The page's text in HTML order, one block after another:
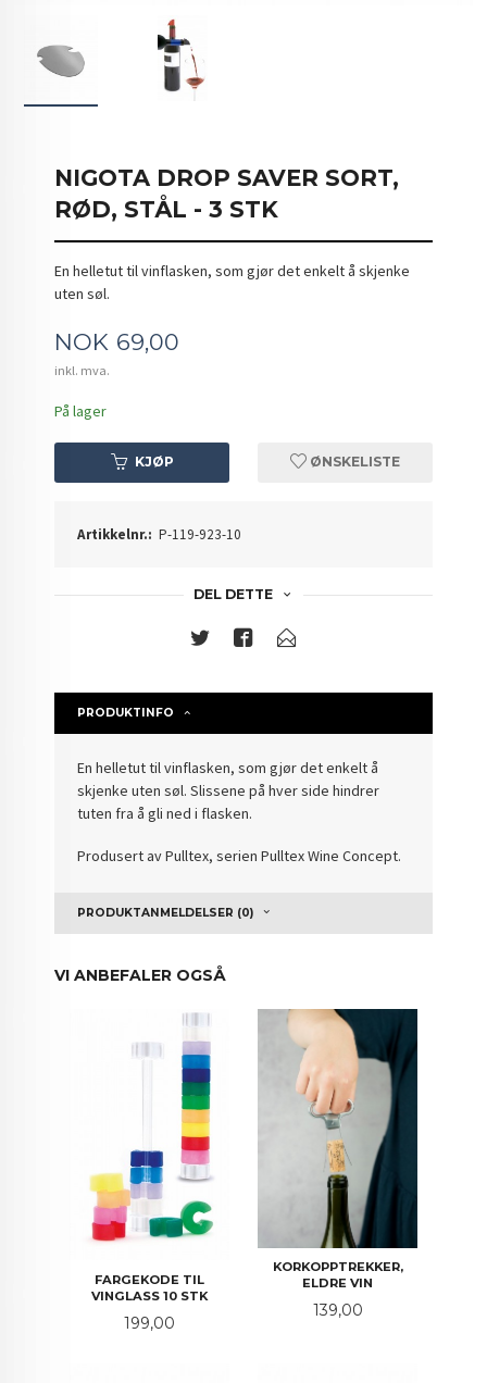
NIGOTA DROP SAVER SORT,
RØD, STÅL - 3 STK
En helletut til vinflasken, som gjør det enkelt å skjenke
uten søl.
Pris
NOK 69,00
inkl. mva.
På lager
KJØP ØNSKELISTE
Artikkelnr.: P-119-923-10
DEL DETTE
PRODUKTINFO
En helletut til vinflasken, som gjør det enkelt å
skjenke uten søl. Slissene på hver side hindrer
tuten fra å gli ned i flasken.
Produsert av Pulltex, serien Pulltex Wine Concept.
PRODUKTANMELDELSER (0)
VI ANBEFALER OGSÅ
FARGEKODE TIL
VINGLASS 10 STK
Pris
199,00
KORKOPPTREKKER,
ELDRE VIN
Pris
139,00